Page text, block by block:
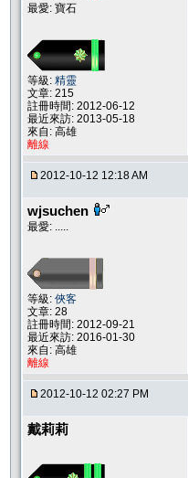
最愛: 寶石
等級: 精靈
文章: 215
註冊時間: 2012-06-12
最近來訪: 2013-05-18
來自: 高雄
離線
2012-10-12 12:18 AM
wjsuchen
最愛: .....
等級: 俠客
文章: 28
註冊時間: 2012-09-21
最近來訪: 2016-01-30
來自: 高雄
離線
2012-10-12 02:27 PM
戴莉莉